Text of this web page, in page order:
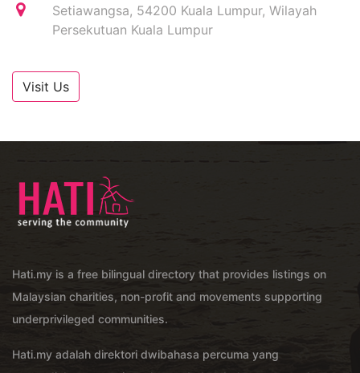
Setiawangsa, 54200 Kuala Lumpur, Wilayah
Persekutuan Kuala Lumpur
Visit Us
Hati.my is a free bilingual directory that provides listings on
Malaysian charities, non-profit and movements supporting
underprivileged communities.
Hati.my adalah direktori dwibahasa percuma yang